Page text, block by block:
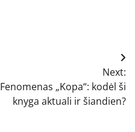
Next:
Fenomenas „Kopa“: kodėl ši
knyga aktuali ir šiandien?